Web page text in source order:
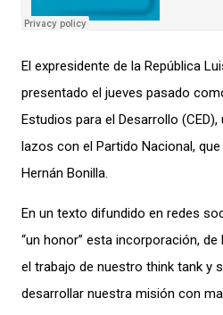
El expresidente de la República
presentado el jueves pasado
Estudios para el Desarrollo
lazos con el Partido Nacional, que
Hernán Bonilla.
En un texto difundido en redes
“un honor” esta incorporación, de
el trabajo de nuestro think tank y
desarrollar nuestra misión con